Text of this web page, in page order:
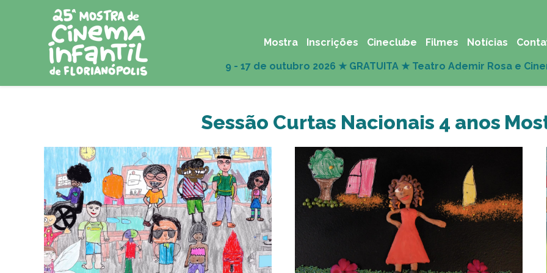
Mostra Inscrições Cineclube Filmes Notícias
Sessão Curtas Nacionais 4 anos